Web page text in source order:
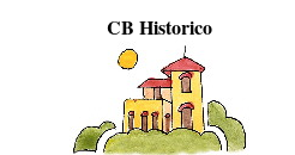
CB Historico